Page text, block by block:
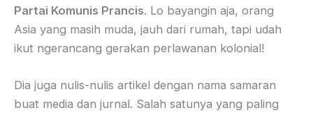
Partai Komunis Prancis. Lo bayangin aja, orang
Asia yang masih muda, jauh dari rumah, tapi udah
ikut ngerancang gerakan perlawanan kolonial!
Dia juga nulis-nulis artikel dengan nama samaran
buat media dan jurnal. Salah satunya yang paling